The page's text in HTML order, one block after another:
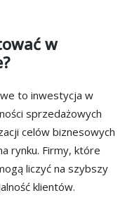
w
to inwestycja w
sprzedażowych
celów biznesowych
rynku. Firmy, które
liczyć na szybszy
klientów.